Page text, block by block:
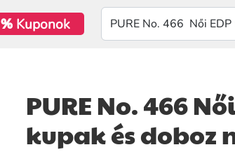
%Kuponok
PURE No. 466
kupak és doboz